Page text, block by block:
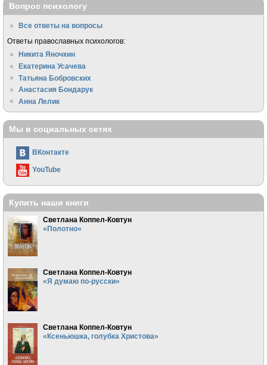
Вопрос психологу
Все ответы на вопросы
Ответы православных психологов:
Никита Яночкин
Екатерина Усачева
Татьяна Бобровских
Анастасия Бондарук
Анна Лелик
Мы в социальных сетях
ВКонтакте
YouTube
Купить наши книги
Светлана Коппел-Ковтун
«Полотно»
Светлана Коппел-Ковтун
«Я думаю по-русски»
Светлана Коппел-Ковтун
«Ксеньюшка, голубка Христова»